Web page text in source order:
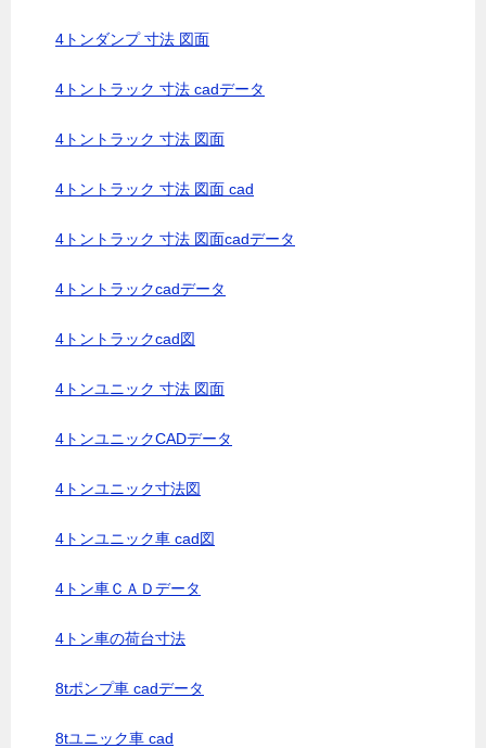
4トンダンプ 寸法 図面
4トントラック 寸法 cadデータ
4トントラック 寸法 図面
4トントラック 寸法 図面 cad
4トントラック 寸法 図面cadデータ
4トントラックcadデータ
4トントラックcad図
4トンユニック 寸法 図面
4トンユニックCADデータ
4トンユニック寸法図
4トンユニック車 cad図
4トン車ＣＡＤデータ
4トン車の荷台寸法
8tポンプ車 cadデータ
8tユニック車 cad